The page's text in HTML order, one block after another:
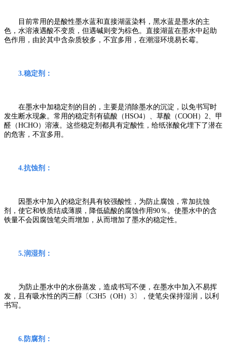
目前常用的是酸性墨水蓝和直接湖蓝染料，黑水蓝是墨水的主
色，水溶液遇酸不变质，但遇碱则变为棕色。直接湖蓝在墨水中起助
色作用，由於其中含杂质较多，不宜多用，在潮湿环境易长霉。
3.稳定剂：
在墨水中加稳定剂的目的，主要是消除墨水的沉淀，以免书写时
发生断水现象。常用的稳定剂有硫酸（HSO4）、草酸（COOH） 2、甲
醛（HCHO）溶液。这些稳定剂都具有定酸性，给纸张酸化埋下了潜在
的危害，不宜多用。
4.抗蚀剂：
因墨水中加入的稳定剂具有较强酸性，为防止腐蚀，常加抗蚀
剂，使它和铁质结成薄膜，降低硫酸的腐蚀作用90％。使墨水中的含
铁量不会因腐蚀笔尖而增加，从而增加了墨水的稳定性。
5.润湿剂：
为防止墨水中的水份蒸发，造成书写不便，在墨水中加入不易挥
发，且有吸水性的丙三醇〔 C3H5 （OH） 3 〕，使笔尖保持湿润，以利
书写。
6. 防腐剂：